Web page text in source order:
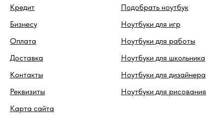
Кредит
Бизнесу
Оплата
Доставка
Контакты
Реквизиты
Карта сайта
Подобрать ноутбук
Ноутбуки для игр
Ноутбуки для работы
Ноутбуки для школьника
Ноутбуки для дизайнера
Ноутбуки для рисования